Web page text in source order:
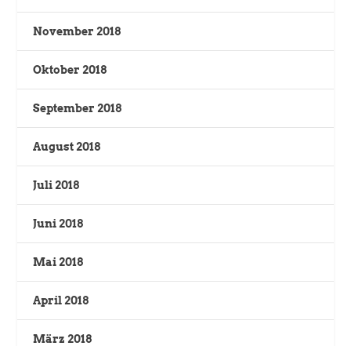
November 2018
Oktober 2018
September 2018
August 2018
Juli 2018
Juni 2018
Mai 2018
April 2018
März 2018